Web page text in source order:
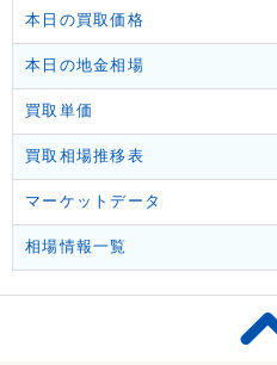
本日の買取価格
本日の地金相場
買取単価
買取相場推移表
マーケットデータ
相場情報一覧